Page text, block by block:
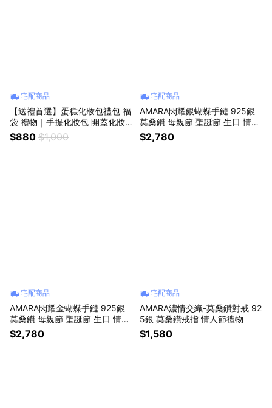
宅配商品
【送禮首選】蛋糕化妝包禮包 福
袋 禮物｜手提化妝包 開蓋化妝
包 附提袋包裝
$880 $1,000
宅配商品
AMARA閃耀銀蝴蝶手鏈 925銀
莫桑鑽 母親節 聖誕節 生日 情人
節禮物
$2,780
宅配商品
AMARA閃耀金蝴蝶手鏈 925銀
莫桑鑽 母親節 聖誕節 生日 情人
節禮物
$2,780
宅配商品
AMARA濃情交織-莫桑鑽對戒 92
5銀 莫桑鑽戒指 情人節禮物
$1,580